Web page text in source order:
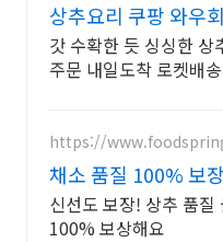
상추요리 쿠팡 와우
무료 반품
갓 수확한 듯 싱싱한 상
주문 내일도착 로켓배
하게.
https://
채소 품질 100% 보
용 특가
신선도 보장! 상추 품질 불만족시
100% 보상해요